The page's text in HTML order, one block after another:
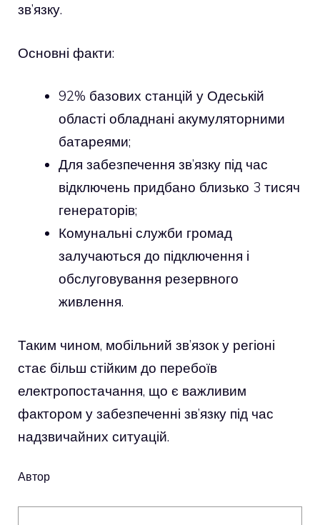
зв’язку.
Основні факти:
92% базових станцій у Одеській
області обладнані акумуляторними
батареями;
Для забезпечення зв’язку під час
відключень придбано близько 3 тисяч
генераторів;
Комунальні служби громад
залучаються до підключення і
обслуговування резервного
живлення.
Таким чином, мобільний зв’язок у регіоні
стає більш стійким до перебоїв
електропостачання, що є важливим
фактором у забезпеченні зв’язку під час
надзвичайних ситуацій.
Автор